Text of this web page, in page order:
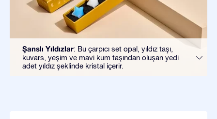
Şanslı Yıldızlar: Bu çarpıcı set opal, yıldız taşı,
kuvars, yeşim ve mavi kum taşından oluşan yedi
adet yıldız şeklinde kristal içerir.